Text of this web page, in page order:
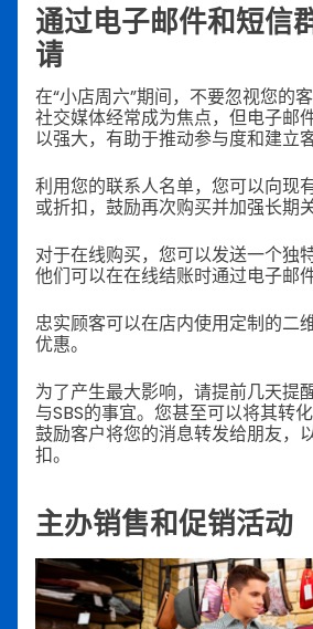
通过电子邮件和短信
请
在“小店周六”期间，不要忽视您的
社交媒体经常成为焦点，但电子邮
以强大，有助于推动参与度和建立
利用您的联系人名单，您可以向现
或折扣，鼓励再次购买并加强长期关
对于在线购买，您可以发送一个独
他们可以在在线结账时通过电子邮
忠实顾客可以在店内使用定制的二
优惠。
为了产生最大影响，请提前几天提
与SBS的事宜。您甚至可以将其转
鼓励客户将您的消息转发给朋友，
扣。
主办销售和促销活动